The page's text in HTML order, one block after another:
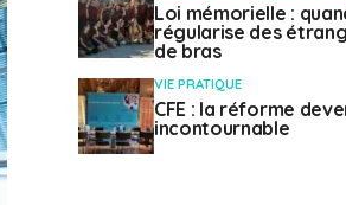
Loi mémorielle :
régularise des
de bras
VIE PRATIQUE
CFE : la réforme
incontournable